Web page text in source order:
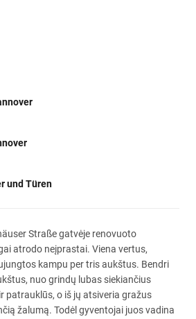
und Türen
Straße gatvėje renovuoto
atrodo neįprastai. Viena vertus,
kampu per tris aukštus. Bendri
nuo grindų lubas siekiančius
patrauklūs, o iš jų atsiveria gražus
žalumą. Todėl gyventojai juos vadina